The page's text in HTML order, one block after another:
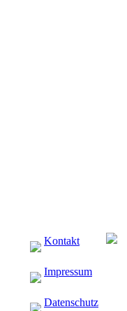
Kontakt
Impressum
Datenschutz